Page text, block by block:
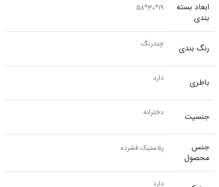
ابعاد بسته
بندی
19*30*58
رنگ بندی چندرنگ
باطری دارد
جنسیت دخترانه
جنس
محصول
پلاستیک فشرده
دارد